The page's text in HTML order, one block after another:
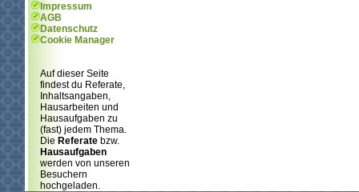
Impressum
AGB
Datenschutz
Cookie Manager
Auf dieser Seite
findest du Referate,
Inhaltsangaben,
Hausarbeiten und
Hausaufgaben zu
(fast) jedem Thema.
Die Referate bzw.
Hausaufgaben
werden von unseren
Besuchern
hochgeladen.